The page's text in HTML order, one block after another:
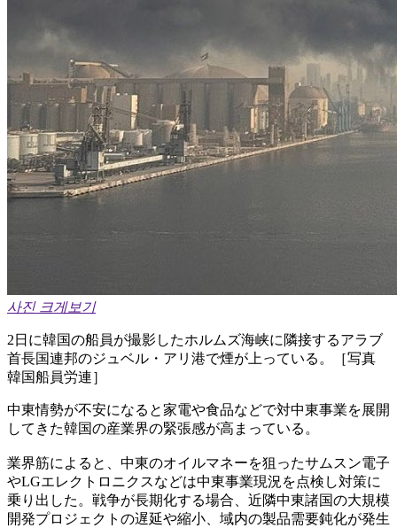
사진 크게보기
2日に韓国の船員が撮影したホルムズ海峡に隣接するアラブ
首長国連邦のジュベル・アリ港で煙が上っている。［写真
韓国船員労連］
中東情勢が不安になると家電や食品などで対中東事業を展開
してきた韓国の産業界の緊張感が高まっている。
業界筋によると、中東のオイルマネーを狙ったサムスン電子
やLGエレクトロニクスなどは中東事業現況を点検し対策に
乗り出した。戦争が長期化する場合、近隣中東諸国の大規模
開発プロジェクトの遅延や縮小、域内の製品需要鈍化が発生